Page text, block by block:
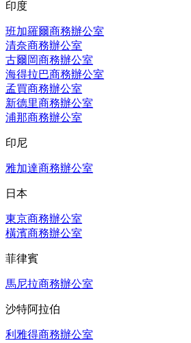
印度
班加羅爾商務辦公室
清奈商務辦公室
古爾岡商務辦公室
海得拉巴商務辦公室
孟買商務辦公室
新德里商務辦公室
浦那商務辦公室
印尼
雅加達商務辦公室
日本
東京商務辦公室
橫濱商務辦公室
菲律賓
馬尼拉商務辦公室
沙特阿拉伯
利雅得商務辦公室